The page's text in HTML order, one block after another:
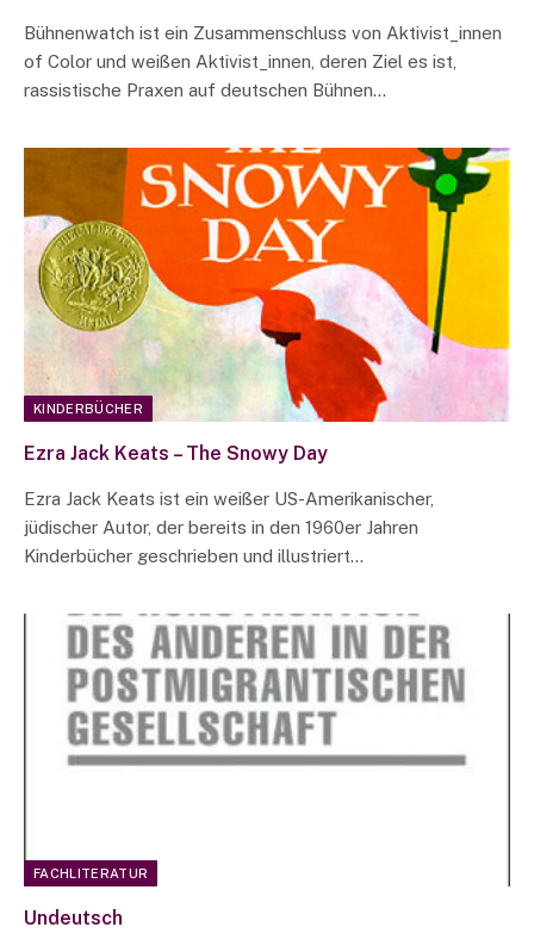
Bühnenwatch ist ein Zusammenschluss von Aktivist_innen
of Color und weißen Aktivist_innen, deren Ziel es ist,
rassistische Praxen auf deutschen Bühnen…
KINDERBÜCHER
Ezra Jack Keats – The Snowy Day
Ezra Jack Keats ist ein weißer US-Amerikanischer,
jüdischer Autor, der bereits in den 1960er Jahren
Kinderbücher geschrieben und illustriert…
FACHLITERATUR
Undeutsch